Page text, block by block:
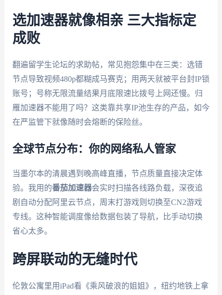
选加速器就像相亲 三大指标定
成败
翻遍留学生论坛的求助帖，常见抱怨集中在三类：选错
节点导致视频480p都糊成马赛克；用两天就被平台封IP锁
账号；号称无限流量结果月底限速比拨号上网还慢。归
雁加速器不能用了吗？这类靠共享IP池生存的产品，如今
在严监管下就像随时会熔断的保险丝。
全球节点分布：你的网络私人管家
当墨尔本的清晨遇到晚高峰直播，节点质量直接决定体
验。我用的番茄加速器会实时扫描各线路负载，深夜追
剧自动分配阿里云节点，周末打游戏则切换至CN2游戏
专线。这种智能调度像给数据包装了导航，比手动切换
省心太多。
跨屏联动的无缝时代
伦敦公寓里用iPad看《乘风破浪的姐姐》，纽约地铁上拿